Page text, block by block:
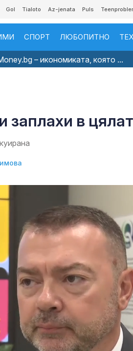
Gol Tialoto Az-jenata Puls
СПОРТ ЛЮБОПИТНО
– икономиката, която ...
в